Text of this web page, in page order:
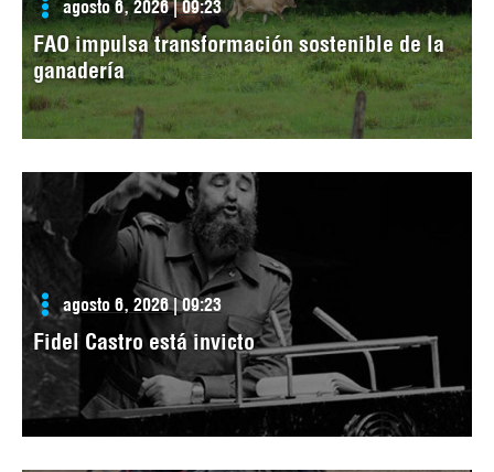
agosto 6, 2026 | 09:23
FAO impulsa transformación sostenible de la
ganadería
agosto 6, 2026 | 09:23
Fidel Castro está invicto